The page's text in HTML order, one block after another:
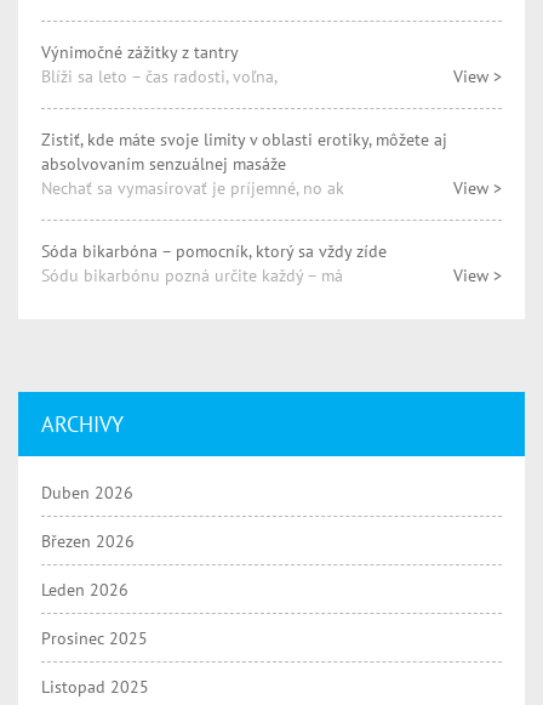
Výnimočné zážitky z tantry
Blíži sa leto – čas radosti, voľna,
View >
Zistiť, kde máte svoje limity v oblasti erotiky, môžete aj
absolvovaním senzuálnej masáže
Nechať sa vymasírovať je príjemné, no ak
View >
Sóda bikarbóna – pomocník, ktorý sa vždy zíde
Sódu bikarbónu pozná určite každý – má
View >
ARCHIVY
Duben 2026
Březen 2026
Leden 2026
Prosinec 2025
Listopad 2025